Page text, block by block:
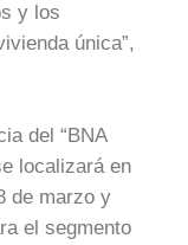
y los
única”,
del “BNA
localizará en
de marzo y
el segmento